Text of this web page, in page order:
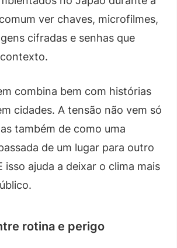
ver chaves, microfilmes,
cifradas e senhas que
combina bem com histórias
cidades. A tensão não vem só
também de como uma
de um lugar para outro
isso ajuda a deixar o clima mais
rotina e perigo